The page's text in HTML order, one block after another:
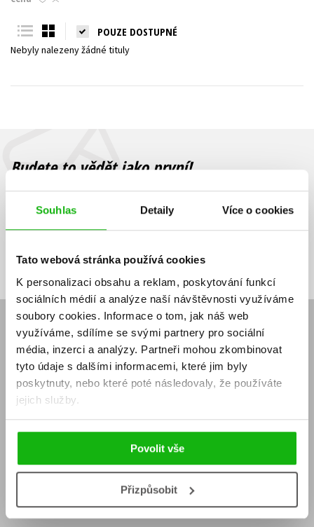
Souhlas Detaily Více o cookies
Tato webová stránka používá cookies
K personalizaci obsahu a reklam, poskytování funkcí
sociálních médií a analýze naší návštěvnosti využíváme
soubory cookies. Informace o tom, jak náš web
využíváme, sdílíme se svými partnery pro sociální
média, inzerci a analýzy. Partneři mohou zkombinovat
tyto údaje s dalšími informacemi, které jim byly
poskytnuty, nebo které poté následovaly, že používáte
jejich služby.
Povolit vše
Přizpůsobit
Young adult (SK)
Všechny tituly
POUZE DOSTUPNÉ
Nebyly nalezeny žádné tituly
Budete to vědět jako první!
Zajímá Vás, jaký knižní hit právě vychází, na jaké zboží je výhodná
sleva, jaká běží soutěž o ceny? Přihlášením k odběru našich e-
souhlasíte se zpracováním osobních údajů
mailová
adresa
mailová
adresa
Vaše e-mailová adresa Přihlásit se
E-SHOP
Aktuality
Naši autoři
Obchodní podmínky
Jak nakoupit
Knižní novinky
Dárkové poukazy
Affiliate program
KONTAKTY
Sídlo společnosti
Kontakty Albatros Media